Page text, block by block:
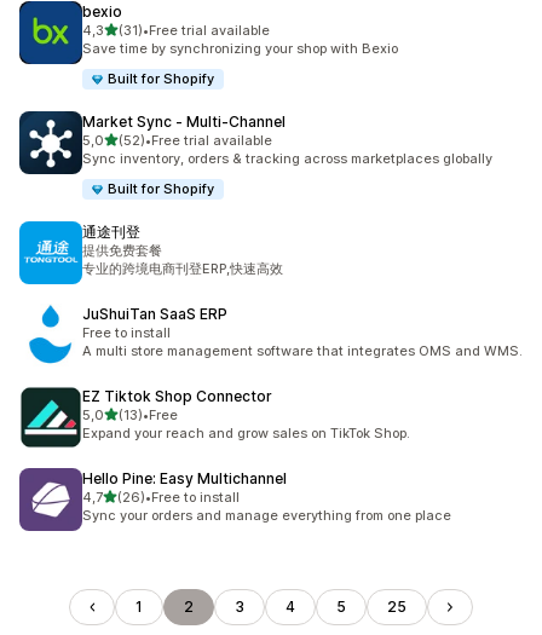
bexio
4,3/ 5 tähteä
(31)
31 arvostelua yhteensä
•Free trial available
Save time by synchronizing your shop with Bexio
Built for Shopify
Market Sync ‑ Multi‑Channel
5,0/ 5 tähteä
(52)
52 arvostelua yhteensä
•Free trial available
Sync inventory, orders & tracking across marketplaces globally
Built for Shopify
通途刊登
提供免费套餐
专业的跨境电商刊登ERP,快速高效
JuShuiTan SaaS ERP
Free to install
A multi store management software that integrates OMS and WMS.
EZ Tiktok Shop Connector
5,0/ 5 tähteä
(13)
13 arvostelua yhteensä
•Free
Expand your reach and grow sales on TikTok Shop.
Hello Pine: Easy Multichannel
4,7/ 5 tähteä
(26)
26 arvostelua yhteensä
•Free to install
Sync your orders and manage everything from one place
1 2 3 4 5 25